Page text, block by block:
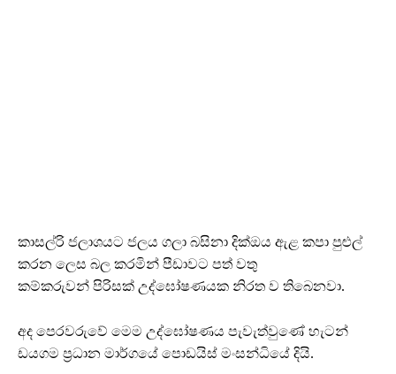
කාසල්රි ජලාශයට ජලය ගලා බසිනා දික්ඔය ඇළ කපා පුළුල්
කරන ලෙස බල කරමින් පීඩාවට පත් වතු
කම්කරුවන් පිරිසක් උද්ඝෝෂණයක නිරත ව තිබෙනවා.
අද පෙරවරුවේ මෙම උද්ඝෝෂණය පැවැත්වුණේ හැටන්
ඩයගම ප්‍රධාන මාර්ගයේ පොඩයිස් මංසන්ධියේ දියි.